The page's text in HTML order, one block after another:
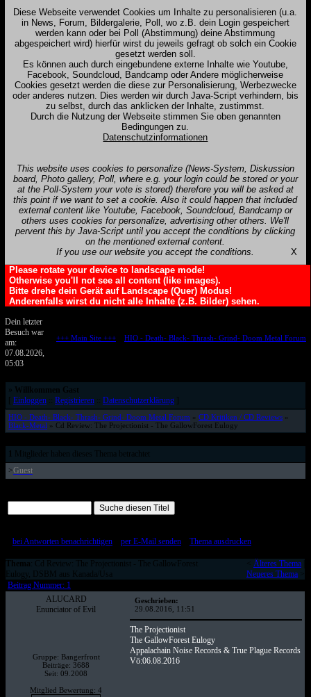
Diese Webseite verwendet Cookies um Inhalte zu personalisieren (u.a.
in News, Forum, Bildergalerie, Poll, wo z.B. dein Login gespeichert
werden kann oder bei Poll (Abstimmung) deine Abstimmung
abgespeichert wird) hierfür wirst du jeweils gefragt ob solch ein Cookie
gesetzt werden soll.
Es können auch durch eingebundene externe Inhalte wie Youtube,
Facebook, Soundcloud, Bandcamp oder Andere möglicherweise
Cookies gesetzt werden die diese zur Personalisierung, Werbezwecke
oder anderes nutzen. Dies werden wir durch Java-Script verhindern, bis
zu selbst, durch das anklicken der Inhalte, zustimmst.
Durch die Nutzung der Webseite stimmen Sie oben genannten
Bedingungen zu.
Datenschutzinformationen
This website uses cookies to personalize (News-System, Diskussion
board, Photo gallery, Poll, where e.g. your login could be stored or your
at the Poll-System your vote is stored) therefore you will be asked at
this point if we want to set a cookie. Also it could happen that included
external content like Youtube, Facebook, Soundcloud, Bandcamp or
others uses cookies for personalize, advertising other others. We'll
pervent this by Java-Script until you accept the conditions by clicking
on the mentioned external content.
If you use our website you accept the conditions.
X
Please rotate your device to landscape mode!
Otherwise you'll not see all content (like images).
Bitte drehe dein Gerät auf Landscape (Quer) Modus!
Anderenfalls wirst du nicht alle Inhalte (z.B. Bilder) sehen.
Dein letzter
Besuch war
am:
07.08.2026,
05:03
+++ Main Site +++:: HIO - Death- Black- Thrash- Grind- Doom Metal Forum
» Willkommen Gast
Einloggen:: Registrieren:: Datenschutzerklärung]
HIO - Death- Black- Thrash- Grind- Doom Metal Forum » CD Kritiken / CD Reviews»
Black-Metal » Cd Review: The Projectionist - The GallowForest Eulogy
Mitglieder haben dieses Thema betrachtet
>Guest
bei Antworten benachrichtigen:: per E-Mail senden:: Thema ausdrucken]
Thema : Cd Review: The Projectionist - The GallowForest
Eulogy, DSBM aus Kanada/Usa
Älteres Thema|
Neueres Thema>
Beitrag Nummer: 1
ALUCARD
Enunciator of Evil
Gruppe: Bangerfront
Beiträge: 3688
Seit: 09.2008
Mitglied Bewertung: 4
Geschrieben:
29.08.2016, 11:51
The Projectionist
The GallowForest Eulogy
Appalachain Noise Records & True Plague Records
Vö:06.08.2016